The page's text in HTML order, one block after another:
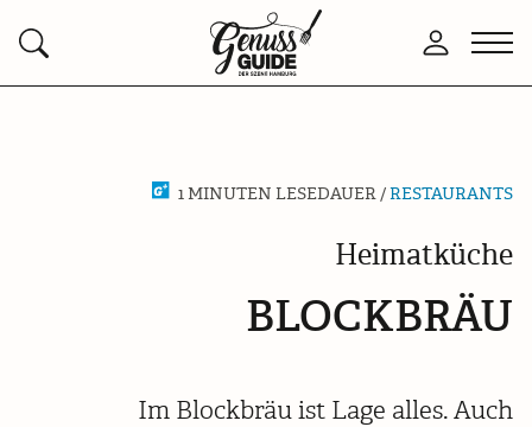
Suchen
Zurück
zur
Anmelden
1 MINUTEN LESEDAUER /RESTAURANTS
Heimatküche
BLOCKBRÄU
Im Blockbräu ist Lage alles. Auch